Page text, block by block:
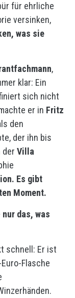
für ehrliche
versinken,
was sie
,
klar: Ein
sich nicht
er in Fritz
den
der ihn bis
der Villa
Es gibt
Moment.
das, was
schnell: Er ist
Flasche